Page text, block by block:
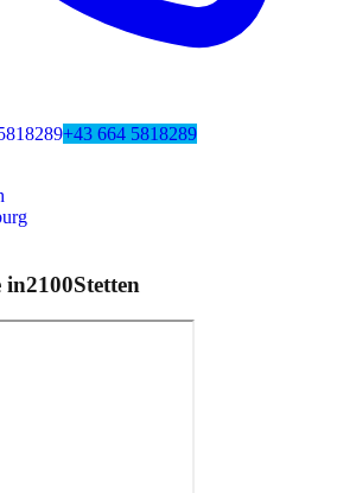
+43 664 5818289
in2100Stetten